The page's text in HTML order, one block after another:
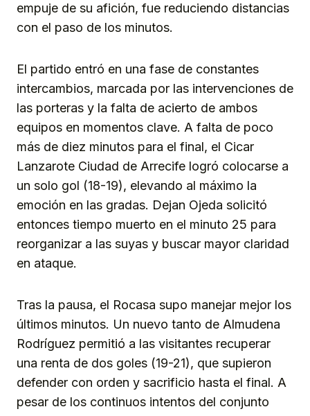
empuje de su afición, fue reduciendo distancias
con el paso de los minutos.
El partido entró en una fase de constantes
intercambios, marcada por las intervenciones de
las porteras y la falta de acierto de ambos
equipos en momentos clave. A falta de poco
más de diez minutos para el final, el Cicar
Lanzarote Ciudad de Arrecife logró colocarse a
un solo gol (18-19), elevando al máximo la
emoción en las gradas. Dejan Ojeda solicitó
entonces tiempo muerto en el minuto 25 para
reorganizar a las suyas y buscar mayor claridad
en ataque.
Tras la pausa, el Rocasa supo manejar mejor los
últimos minutos. Un nuevo tanto de Almudena
Rodríguez permitió a las visitantes recuperar
una renta de dos goles (19-21), que supieron
defender con orden y sacrificio hasta el final. A
pesar de los continuos intentos del conjunto